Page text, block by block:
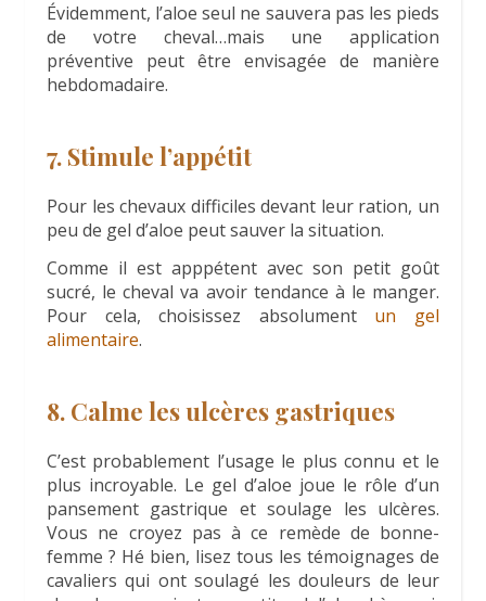
Évidemment, l’aloe seul ne sauvera pas les pieds
de votre cheval…mais une application
préventive peut être envisagée de manière
hebdomadaire.
7. Stimule l’appétit
Pour les chevaux difficiles devant leur ration, un
peu de gel d’aloe peut sauver la situation.
Comme il est apppétent avec son petit goût
sucré, le cheval va avoir tendance à le manger.
Pour cela, choisissez absolument un gel
alimentaire.
8. Calme les ulcères gastriques
C’est probablement l’usage le plus connu et le
plus incroyable. Le gel d’aloe joue le rôle d’un
pansement gastrique et soulage les ulcères.
Vous ne croyez pas à ce remède de bonne-
femme ? Hé bien, lisez tous les témoignages de
cavaliers qui ont soulagé les douleurs de leur